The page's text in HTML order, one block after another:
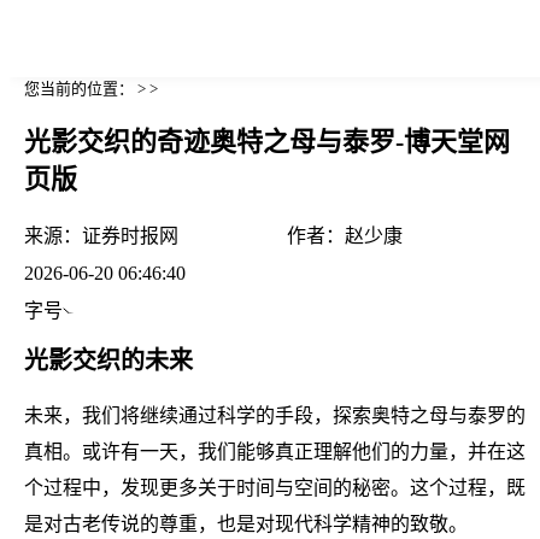
您当前的位置： > >
光影交织的奇迹奥特之母与泰罗-博天堂网
页版
来源： 证券时报网 作者： 赵少康
2026-06-20 06:46:40
字号
光影交织的未来
未来，我们将继续通过科学的手段，探索奥特之母与泰罗的
真相。或许有一天，我们能够真正理解他们的力量，并在这
个过程中，发现更多关于时间与空间的秘密。这个过程，既
是对古老传说的尊重，也是对现代科学精神的致敬。